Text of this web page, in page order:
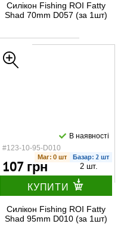
Силікон Fishing ROI Fatty
Shad 70mm D057 (за 1шт)
#123-10-95-D010
В наявності
Маг: 0 шт Базар: 2 шт
107 грн 2 шт.
КУПИТИ
Силікон Fishing ROI Fatty
Shad 95mm D010 (за 1шт)